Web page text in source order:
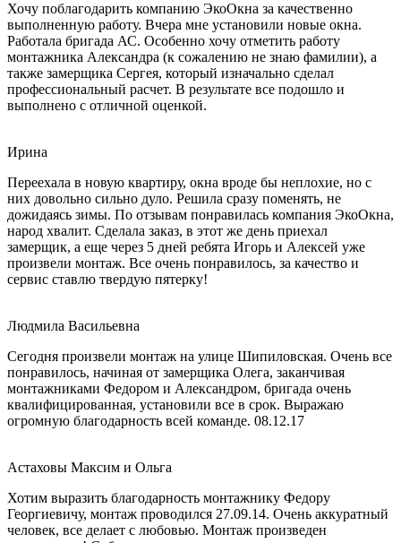
Хочу поблагодарить компанию ЭкоОкна за качественно
выполненную работу. Вчера мне установили новые окна.
Работала бригада АС. Особенно хочу отметить работу
монтажника Александра (к сожалению не знаю фамилии), а
также замерщика Сергея, который изначально сделал
профессиональный расчет. В результате все подошло и
выполнено с отличной оценкой.
Ирина
Переехала в новую квартиру, окна вроде бы неплохие, но с
них довольно сильно дуло. Решила сразу поменять, не
дожидаясь зимы. По отзывам понравилась компания ЭкоОкна,
народ хвалит. Сделала заказ, в этот же день приехал
замерщик, а еще через 5 дней ребята Игорь и Алексей уже
произвели монтаж. Все очень понравилось, за качество и
сервис ставлю твердую пятерку!
Людмила Васильевна
Сегодня произвели монтаж на улице Шипиловская. Очень все
понравилось, начиная от замерщика Олега, заканчивая
монтажниками Федором и Александром, бригада очень
квалифицированная, установили все в срок. Выражаю
огромную благодарность всей команде. 08.12.17
Астаховы Максим и Ольга
Хотим выразить благодарность монтажнику Федору
Георгиевичу, монтаж проводился 27.09.14. Очень аккуратный
человек, все делает с любовью. Монтаж произведен